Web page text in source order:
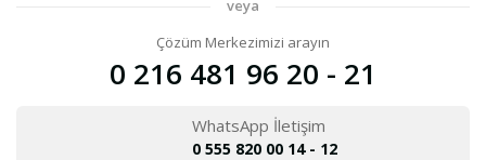
veya
Çözüm Merkezimizi arayın
0 216 481 96 20 - 21
WhatsApp İletişim
0 555 820 00 14 - 12